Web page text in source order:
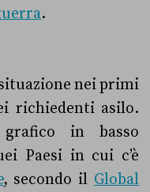
.
nei primi
richiedenti asilo.
in basso
Paesi in cui c’è
, secondo il Global